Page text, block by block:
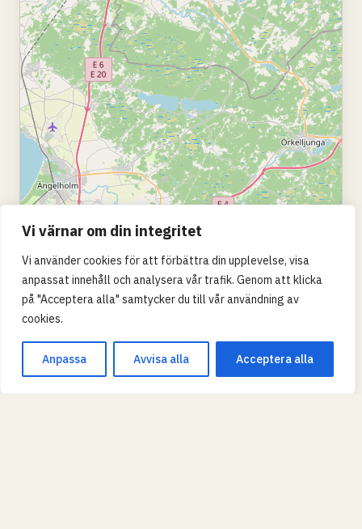
Vi värnar om din integritet
Vi använder cookies för att förbättra din upplevelse, visa
anpassat innehåll och analysera vår trafik. Genom att klicka
på "Acceptera alla" samtycker du till vår användning av
cookies.
Anpassa Avvisa alla Acceptera alla
Leaflet|© OpenStreetMap